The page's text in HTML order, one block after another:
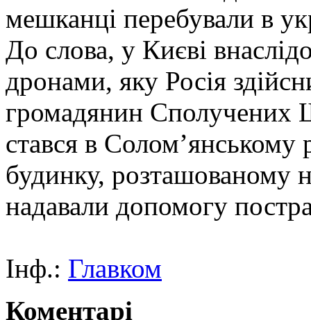
мешканці перебували в
До слова, у Києві
дронами, яку Росія
громадянин Сполучених
стався в
будинку, розташованому
надавали допомогу
Інф.: Главком
Коментарі